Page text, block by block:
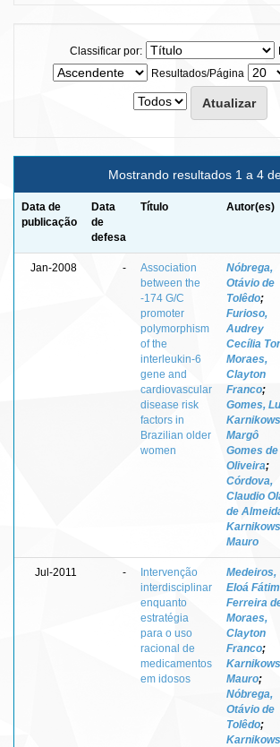
Classificar por:
Resultados/Página
Mostrando resultados 1 a 4
Data de
publicação
Data
de
defesa
Título Autor(es)
Jan-2008 -
Association
between the
-174 G/C
promoter
polymorphism
of the
interleukin-6
gene and
cardiovascular
disease risk
factors in
Brazilian older
women
Nóbrega,
Otávio de
Tolêdo;
Furioso,
Audrey
Cecília
Moraes,
Clayton
Franco;
Gomes,
Margô
Gomes de
Oliveira;
Córdova,
Claudio
de
Mauro
Jul-2011 -
Intervenção
interdisciplinar
enquanto
estratégia
para o uso
racional de
medicamentos
em idosos
Medeiros,
Eloá
Ferreira
Moraes,
Clayton
Franco;
Mauro;
Nóbrega,
Otávio de
Tolêdo;